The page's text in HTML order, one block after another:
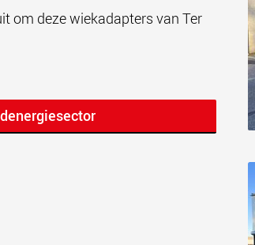
om deze wiekadapters van Ter